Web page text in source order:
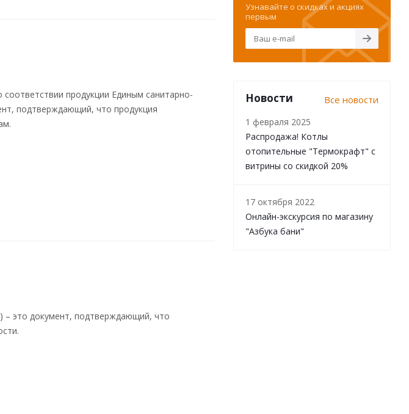
продукции Единым санитарно-
подтверждающий, что продукция
– это документ, подтверждающий, что
Узнавайте о скидках и акциях
первым
Новости Все новости
1 февраля 2025
Распродажа! Котлы
отопительные "Термокрафт" с
витрины со скидкой 20%
17 октября 2022
Онлайн-экскурсия по магазину
"Азбука бани"